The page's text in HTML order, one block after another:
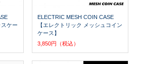
スケー
ELECTRIC MESH COIN CASE
【エレクトリック メッシュコイン
ケース】
3,850円（税込）